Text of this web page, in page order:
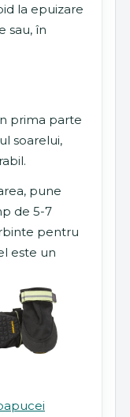
la epuizare
sau, în
prima parte
soarelui,
pune
de 5-7
pentru
este un